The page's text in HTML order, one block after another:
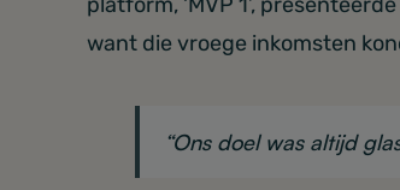
want die vroege inkomsten
“Ons doel was altijd